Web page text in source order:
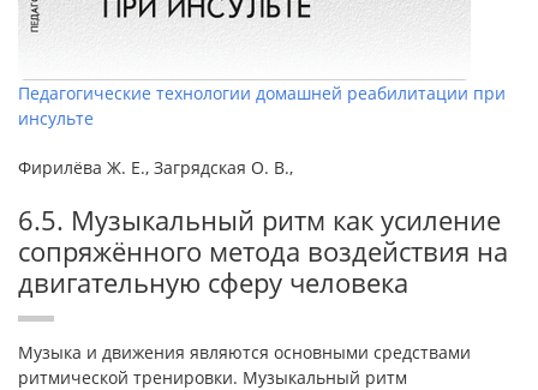
Педагогические технологии домашней реабилитации при
инсульте
Фирилёва Ж. Е., Загрядская О. В.,
6.5. Музыкальный ритм как усиление
сопряжённого метода воздействия на
двигательную сферу человека
Музыка и движения являются основными средствами
ритмической тренировки. Музыкальный ритм